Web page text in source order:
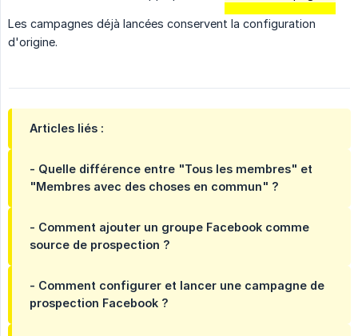
Les campagnes déjà lancées conservent la configuration
d'origine.
Articles liés :
- Quelle différence entre "Tous les membres" et
"Membres avec des choses en commun" ?
- Comment ajouter un groupe Facebook comme
source de prospection ?
- Comment configurer et lancer une campagne de
prospection Facebook ?